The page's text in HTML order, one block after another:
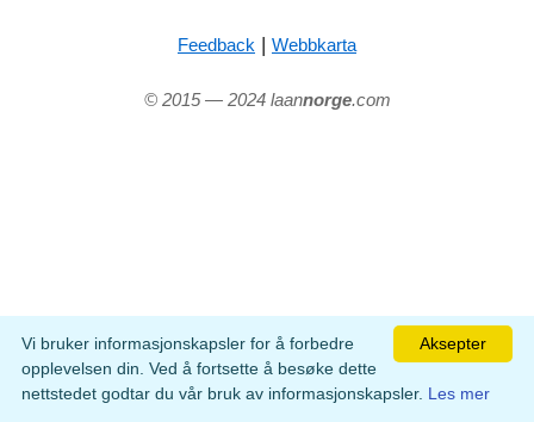
Feedback | Webbkarta
© 2015 — 2024 laannorge.com
Aksepter
Vi bruker informasjonskapsler for å forbedre
opplevelsen din. Ved å fortsette å besøke dette
nettstedet godtar du vår bruk av informasjonskapsler. Les mer